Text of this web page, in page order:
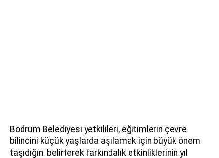
Bodrum Belediyesi yetkilileri, eğitimlerin çevre
bilincini küçük yaşlarda aşılamak için büyük önem
taşıdığını belirterek farkındalık etkinliklerinin yıl